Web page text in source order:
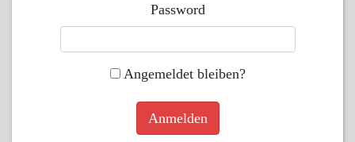
Password
Angemeldet bleiben?
Anmelden